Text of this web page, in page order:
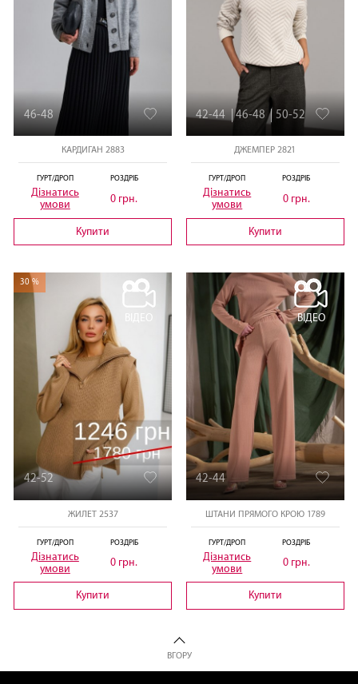
46-48
КАРДИГАН 2883
ГУРТ/ДРОП
Дізнатись
умови
РОЗДРІБ
0 грн.
Купити
42-44 46-48 50-52
ДЖЕМПЕР 2821
ГУРТ/ДРОП
Дізнатись
умови
РОЗДРІБ
0 грн.
Купити
30 %
42-52
ЖИЛЕТ 2537
ГУРТ/ДРОП
Дізнатись
умови
РОЗДРІБ
0 грн.
Купити
ВІДЕО
42-44
ШТАНИ ПРЯМОГО КРОЮ 1789
ГУРТ/ДРОП
Дізнатись
умови
РОЗДРІБ
0 грн.
Купити
ВГОРУ